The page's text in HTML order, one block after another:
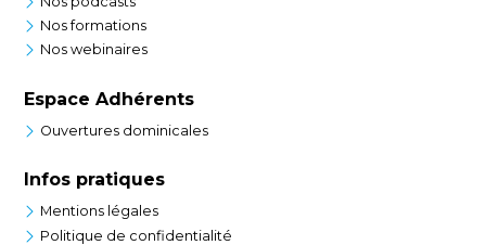
Nos formations
Nos webinaires
Espace Adhérents
Ouvertures dominicales
Infos pratiques
Mentions légales
Politique de confidentialité